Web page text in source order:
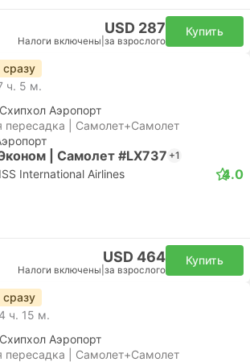
USD 287
Налоги включены за взрослого
Купить
ч. 5 м.
Аэропорт
пересадка | Самолет+Самолет
| Самолет #LX737 +1
International Airlines 4.0
USD 464
Налоги включены за взрослого
Купить
4 ч. 15 м.
Аэропорт
пересадка | Самолет+Самолет